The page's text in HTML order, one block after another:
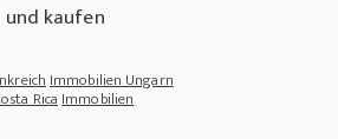
kaufen
Immobilien Ungarn
RicaImmobilien